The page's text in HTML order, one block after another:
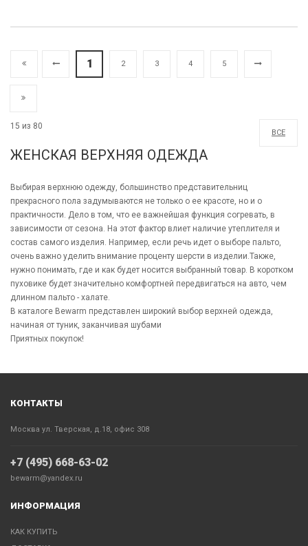
1 2 3 4 5
ВСЕ
15 из 80
ЖЕНСКАЯ ВЕРХНЯЯ ОДЕЖДА
Выбирая верхнюю одежду, большинство представительниц
прекрасного пола задумываются не только о ее красоте, но и о
практичности. Дело в том, что ее важнейшая функция согревать, в
зависимости от сезона. На этот фактор влиет наличие утеплителя и
состав самого изделия. Например, если речь идет о выборе пальто,
очень важно уделить внимание проценту шерсти в изделии.Также,
нужно понимать, где и как будет носится выбранный товар. В коротком
пуховике будет значительно комфортней передвигаться на авто, чем
длинном пальто - халате.
В каталоге Bewarm представлен широкий выбор верхней одежда,
начиная от туник, заканчивая шубами
Приятных покупок!
КОНТАКТЫ
Москва ул. Тверская, д.18, офис 308
+7 (495) 668-63-02
bewarm@yandex.ru
ИНФОРМАЦИЯ
КАК КУПИТЬ